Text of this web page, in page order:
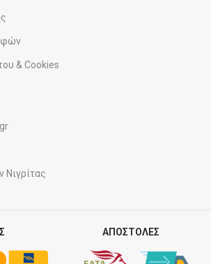
& Cookies
Νιγρίτας
ΑΠΟΣΤΟΛΕΣ